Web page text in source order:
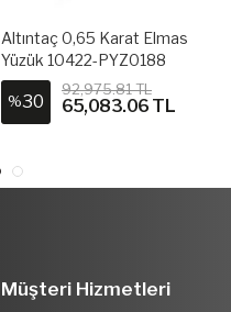
Altıntaç 0,65 Karat Elmas
Yüzük 10422-PYZ0188
%30
92,975.81 TL
65,083.06 TL
Müşteri Hizmetleri